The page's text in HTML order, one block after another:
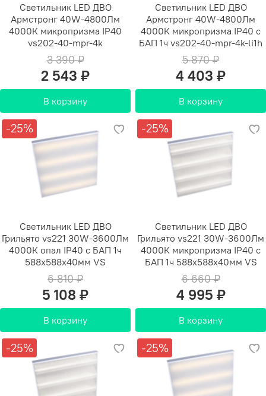
Светильник LED ДВО
Армстронг 40W-4800Лм
4000К микропризма IP40
vs202-40-mpr-4k
3 390 ₽
2 543 ₽
В корзину
Светильник LED ДВО
Армстронг 40W-4800Лм
4000К микропризма IP40 с
БАП 1ч vs202-40-mpr-4k-li1h
5 870 ₽
4 403 ₽
В корзину
-25%
Светильник LED ДВО
Грильято vs221 30W-3600Лм
4000К опал IP40 с БАП 1ч
588х588х40мм VS
6 810 ₽
5 108 ₽
В корзину
-25%
Светильник LED ДВО
Грильято vs221 30W-3600Лм
4000К микропризма IP40 с
БАП 1ч 588х588х40мм VS
6 660 ₽
4 995 ₽
В корзину
-25% -25%